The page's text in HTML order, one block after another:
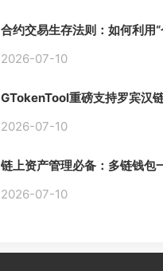
合约交易生存法则：如何利用
2026-07-10
GTokenTool重磅支持罗宾汉
2026-07-10
链上资产管理必备：多链钱包
2026-07-10